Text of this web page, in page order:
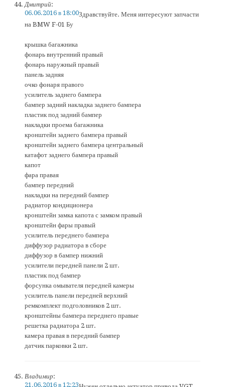
Дмитрий:
06.06.2016 в 18:00Здравствуйте. Меня интересуют запчасти
на BMW F-01 Бу
крышка багажника
фонарь внутренний правый
фонарь наружный правый
панель задняя
очко фонаря правого
усилитель заднего бампера
бампер задний накладка заднего бампера
пластик под задний бампер
накладки проема багажника
кронштейн заднего бампера правый
кронштейн заднего бампера центральный
катафот заднего бампера правый
капот
фара правая
бампер передний
накладки на передний бампер
радиатор кондиционера
кронштейн замка капота с замком правый
кронштейн фары правый
усилитель переднего бампера
диффузор радиатора в сборе
диффузор в бампер нижний
усилители передней панели 2 шт.
пластик под бампер
форсунка омывателя передней камеры
усилитель панели передней верхний
ремкомплект подголовников 2 шт.
кронштейны бампера переднего правые
решетка радиатора 2 шт.
камера правая в передний бампер
датчик парковки 2 шт.
Владимир:
21.06.2016 в 12:23